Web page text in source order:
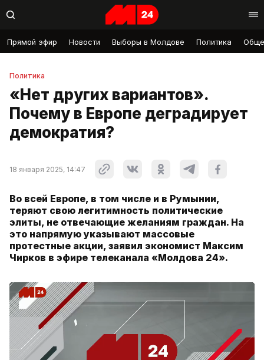
Прямой эфир Новости Выборы в Молдове Политика
Политика
«Нет других вариантов».
Почему в Европе деградирует
демократия?
18 января 2025, 14:47
Во всей Европе, в том числе и в Румынии,
теряют свою легитимность политические
элиты, не отвечающие желаниям граждан. На
это напрямую указывают массовые
протестные акции, заявил экономист Максим
Чирков в эфире телеканала «Молдова 24».